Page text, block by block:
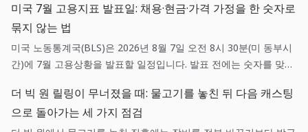
기 기준을 함께 갖춘 배포 작업입니다.
미국 7월 고용지표 발표일: 채용·현금·가격 가정을 한 숫자로
묶지 않는 법
미국 노동통계국(BLS)은 2026년 8월 7일 오전 8시 30분(미 동부시
간)에 7월 고용상황을 발표할 일정입니다. 발표 전에는 숫자를 맞히
질지 미리 정하는 편이 실무에 도움이 됩니다.
더 빅 원 릴링이 무너졌을 때: 물고기를 놓친 뒤 다음 캐스팅
으로 돌아가는 세 가지 점검